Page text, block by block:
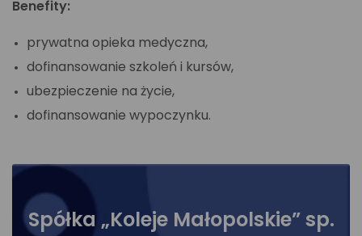
Benefity:
prywatna opieka medyczna,
dofinansowanie szkoleń i kursów,
ubezpieczenie na życie,
dofinansowanie wypoczynku.
Spółka „Koleje Małopolskie” sp.